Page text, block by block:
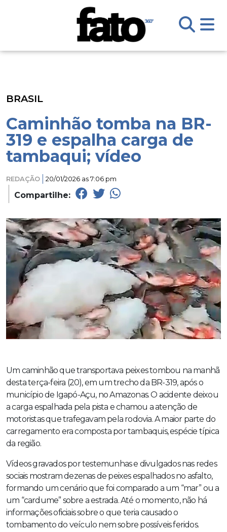
BRASIL
Caminhão tomba na BR-
319 e espalha carga de
tambaqui; vídeo
REDAÇÃO 20/01/2026 as 7:06 pm
Compartilhe:
Um caminhão que transportava peixes tombou na manhã
desta terça-feira (20), em um trecho da BR-319, após o
município de Igapó-Açu, no Amazonas. O acidente deixou
a carga espalhada pela pista e chamou a atenção de
motoristas que trafegavam pela rodovia. A maior parte do
carregamento era composta por tambaquis, espécie típica
da região.
Vídeos gravados por testemunhas e divulgados nas redes
sociais mostram dezenas de peixes espalhados no asfalto,
formando um cenário que foi comparado a um “mar” ou a
um “cardume” sobre a estrada. Até o momento, não há
informações oficiais sobre o que teria causado o
tombamento do veículo nem sobre possíveis feridos.